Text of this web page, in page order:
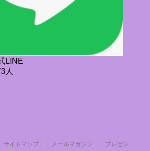
LINE
人
サイトマップ メールマガジン
プレゼン